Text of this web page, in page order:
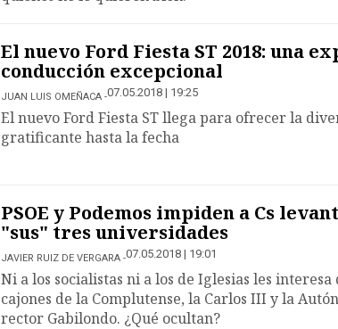
El nuevo Ford Fiesta ST 2018: una
conducción excepcional
JUAN LUIS OMEÑACA 07.05.2018 | 19:25
El nuevo Ford Fiesta ST llega para ofrecer la
gratificante hasta la fecha
PSOE y Podemos impiden a Cs
"sus" tres universidades
JAVIER RUIZ DE VERGARA 07.05.2018 | 19:01
Ni a los socialistas ni a los de Iglesias les
cajones de la Complutense, la Carlos III y la
rector Gabilondo. ¿Qué ocultan?